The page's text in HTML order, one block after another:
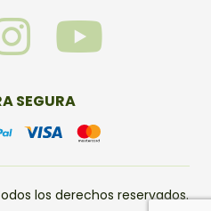
I
n
s
t
Y
u
t
SEGURA
los derechos reservados.